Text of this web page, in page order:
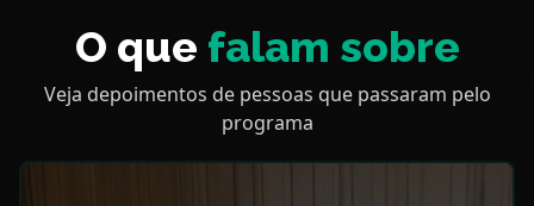
O que falam sobre
Veja depoimentos de pessoas que passaram pelo
programa